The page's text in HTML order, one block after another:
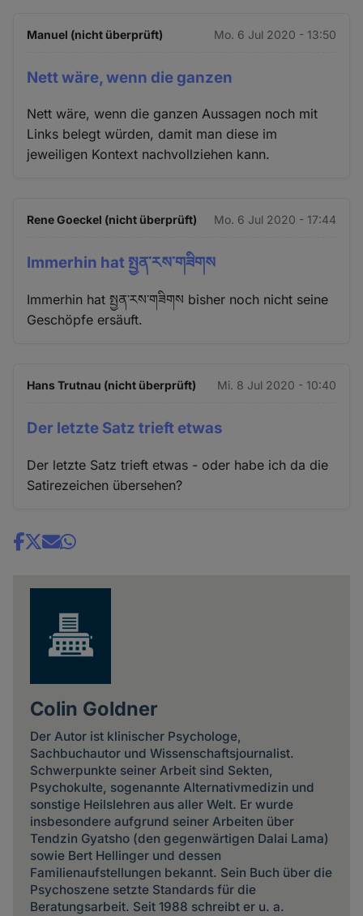
Manuel (nicht überprüft) Mo. 6 Jul 2020 - 13:50
Nett wäre, wenn die ganzen
Nett wäre, wenn die ganzen Aussagen noch mit
Links belegt würden, damit man diese im
jeweiligen Kontext nachvollziehen kann.
Rene Goeckel (nicht überprüft) Mo. 6 Jul 2020 - 17:44
Immerhin hat སྤྱན་རས་གཟིགས
Immerhin hat སྤྱན་རས་གཟིགས bisher noch nicht seine
Geschöpfe ersäuft.
Hans Trutnau (nicht überprüft) Mi. 8 Jul 2020 - 10:40
Der letzte Satz trieft etwas
Der letzte Satz trieft etwas - oder habe ich da die
Satirezeichen übersehen?
Share
Colin Goldner
Der Autor ist klinischer Psychologe,
Sachbuchautor und Wissenschaftsjournalist.
Schwerpunkte seiner Arbeit sind Sekten,
Psychokulte, sogenannte Alternativmedizin und
sonstige Heilslehren aus aller Welt. Er wurde
insbesondere aufgrund seiner Arbeiten über
Tendzin Gyatsho (den gegenwärtigen Dalai Lama)
sowie Bert Hellinger und dessen
Familienaufstellungen bekannt. Sein Buch über die
Psychoszene setzte Standards für die
Beratungsarbeit. Seit 1988 schreibt er u. a.